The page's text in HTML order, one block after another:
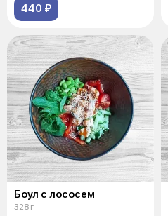
440 ₽
Боул с лососем
328 г